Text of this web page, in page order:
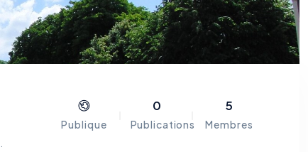
Publique
0
Publications
5
Membres